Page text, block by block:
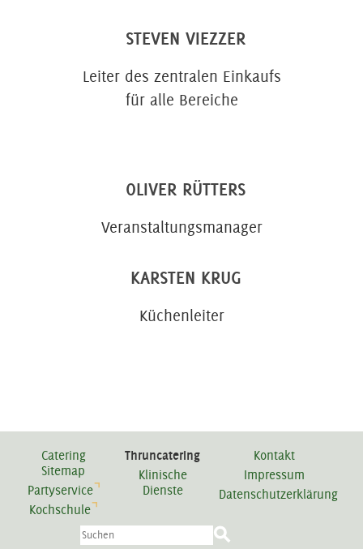
STEVEN VIEZZER
Leiter des zentralen Einkaufs
für alle Bereiche
OLIVER RÜTTERS
Veranstaltungsmanager
KARSTEN KRUG
Küchenleiter
Catering
Sitemap
Partyservice
Kochschule
Thruncatering
Klinische
Dienste
Kontakt
Impressum
Datenschutzerklärung